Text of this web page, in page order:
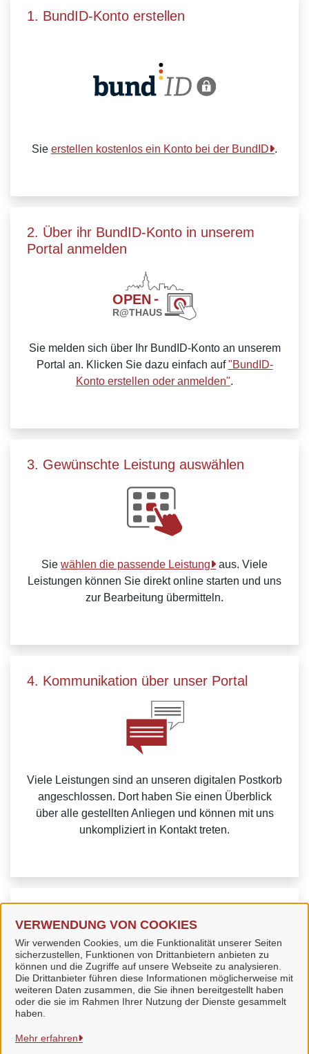
VERWENDUNG VON COOKIES
Wir verwenden Cookies, um die Funktionalität unserer Seiten
sicherzustellen, Funktionen von Drittanbietern anbieten zu
können und die Zugriffe auf unsere Webseite zu analysieren.
Die Drittanbieter führen diese Informationen möglicherweise mit
weiteren Daten zusammen, die Sie ihnen bereitgestellt haben
oder die sie im Rahmen Ihrer Nutzung der Dienste gesammelt
haben.
Mehr erfahren
1. BundID-Konto erstellen
Sie erstellen kostenlos ein Konto bei der BundID .
2. Über ihr BundID-Konto in unserem
Portal anmelden
Sie melden sich über Ihr BundID-Konto an unserem
Portal an. Klicken Sie dazu einfach auf"BundID-
Konto erstellen oder anmelden".
3. Gewünschte Leistung auswählen
Sie wählen die passende Leistung
aus. Viele
Leistungen können Sie direkt online starten und uns
zur Bearbeitung übermitteln.
4. Kommunikation über unser Portal
Viele Leistungen sind an unseren digitalen Postkorb
angeschlossen. Dort haben Sie einen Überblick
über alle gestellten Anliegen und können mit uns
unkompliziert in Kontakt treten.
FAQ-Seite des Bundes.
Stadt Bad Langensalza
Alle Rechte vorbehalten